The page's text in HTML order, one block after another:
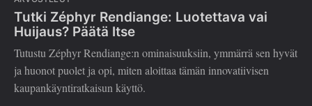
Tutki Zéphyr Rendiange: Luotettava vai
Huijaus? Päätä Itse
Tutustu Zéphyr Rendiange:n ominaisuuksiin, ymmärrä sen hyvät
ja huonot puolet ja opi, miten aloittaa tämän innovatiivisen
kaupankäyntiratkaisun käyttö.